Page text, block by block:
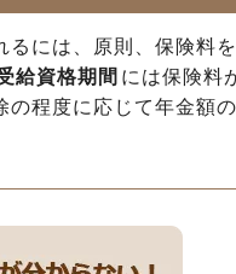
るには、原則、保険料
給資格期間 には保険料
の程度に応じて年金額